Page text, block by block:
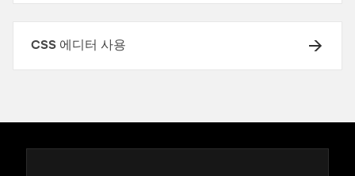
CSS 에디터 사용